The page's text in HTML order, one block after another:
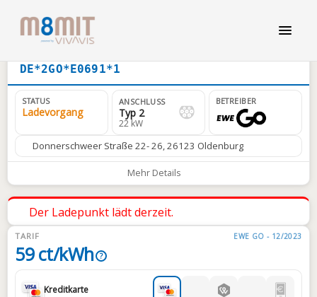
DE*2GO*E0691*1
STATUS
Ladevorgang
ANSCHLUSS
Typ 2
22 kW
BETREIBER
Donnerschweer Straße 22- 26, 26123 Oldenburg
Mehr Details
Der Ladepunkt lädt derzeit.
TARIF EWE GO - 12/2023
59 ct/kWh ?
Kreditkarte